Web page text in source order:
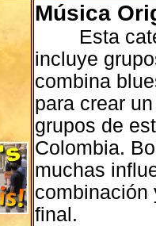
Música
Esta
incluye
combina
para crear
grupos de
Colombia.
muchas
combinación
final.